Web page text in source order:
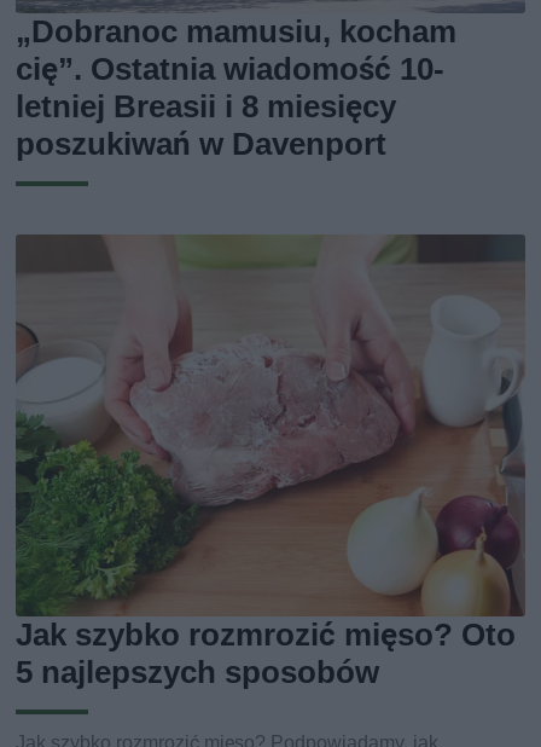
„Dobranoc mamusiu, kocham
cię”. Ostatnia wiadomość 10-
letniej Breasii i 8 miesięcy
poszukiwań w Davenport
Jak szybko rozmrozić mięso? Oto
5 najlepszych sposobów
Jak szybko rozmrozić mięso? Podpowiadamy, jak